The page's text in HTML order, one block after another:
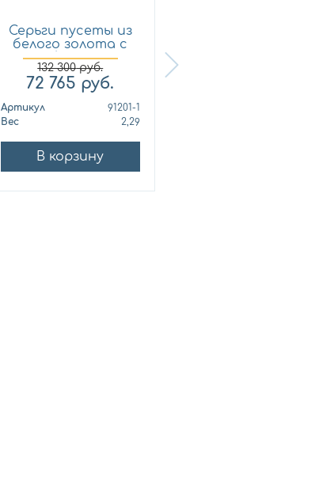
Серьги пусеты из
белого золота с
брил...
132 300руб.
72 765 руб.
Артикул
91201-1
Вес
2,29
В корзину